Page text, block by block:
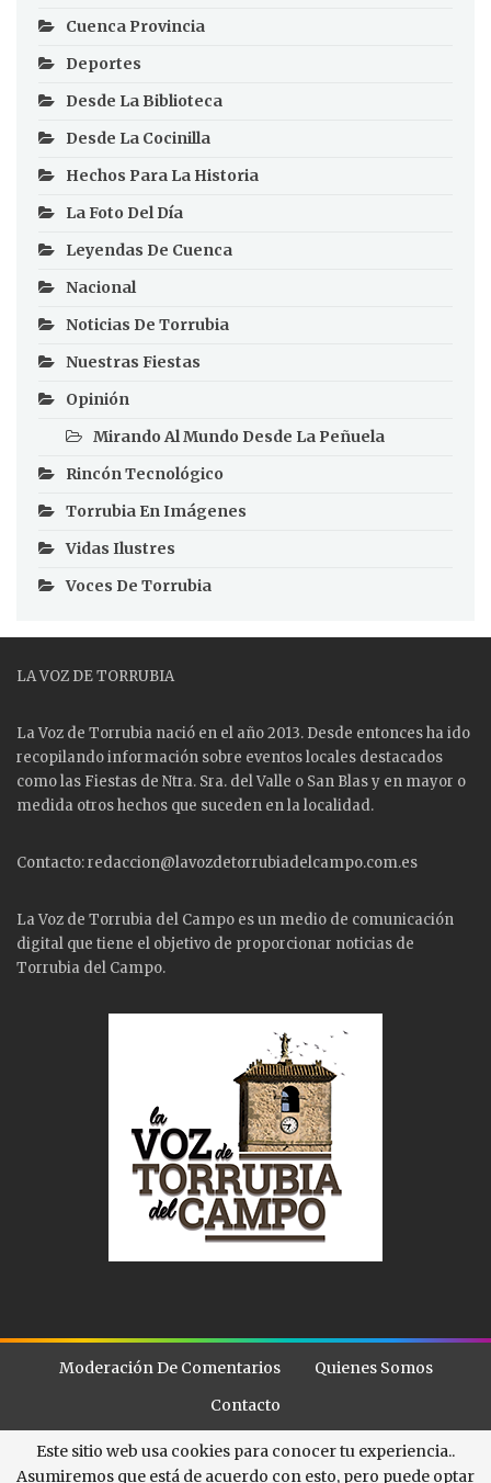
Cuenca Provincia
Deportes
Desde La Biblioteca
Desde La Cocinilla
Hechos Para La Historia
La Foto Del Día
Leyendas De Cuenca
Nacional
Noticias De Torrubia
Nuestras Fiestas
Opinión
Mirando Al Mundo Desde La Peñuela
Rincón Tecnológico
Torrubia En Imágenes
Vidas Ilustres
Voces De Torrubia
LA VOZ DE TORRUBIA
La Voz de Torrubia nació en el año 2013. Desde entonces ha ido
recopilando información sobre eventos locales destacados
como las Fiestas de Ntra. Sra. del Valle o San Blas y en mayor o
medida otros hechos que suceden en la localidad.
Contacto: redaccion@lavozdetorrubiadelcampo.com.es
La Voz de Torrubia del Campo es un medio de comunicación
digital que tiene el objetivo de proporcionar noticias de
Torrubia del Campo.
Moderación De Comentarios
Quienes Somos
Contacto
Este sitio web usa cookies para conocer tu experiencia..
Asumiremos que está de acuerdo con esto, pero puede optar